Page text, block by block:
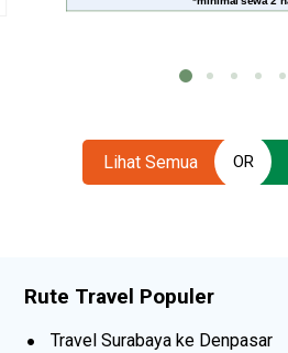
Lihat Semua OR
Rute Travel Populer
Travel Surabaya ke Denpasar